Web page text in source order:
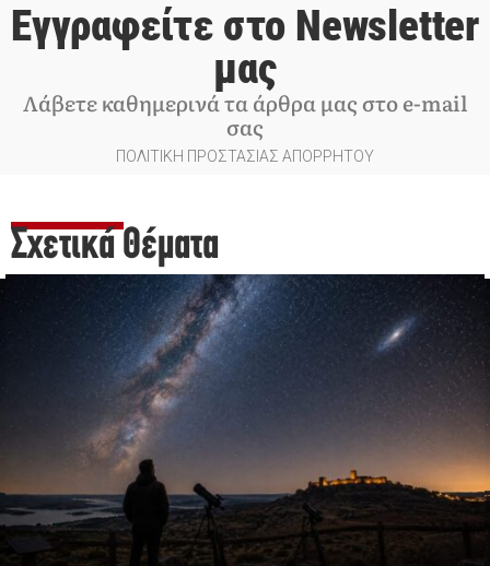
Εγγραφείτε στο Newsletter
μας
Λάβετε καθημερινά τα άρθρα μας στο e-mail
σας
ΠΟΛΙΤΙΚΗ ΠΡΟΣΤΑΣΙΑΣ ΑΠΟΡΡΗΤΟΥ
Σχετικά Θέματα